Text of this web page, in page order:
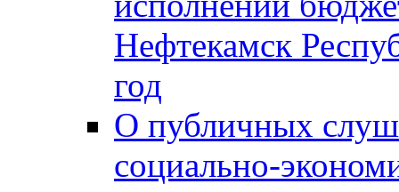
Нефтекамск
год
О публичных
социально-